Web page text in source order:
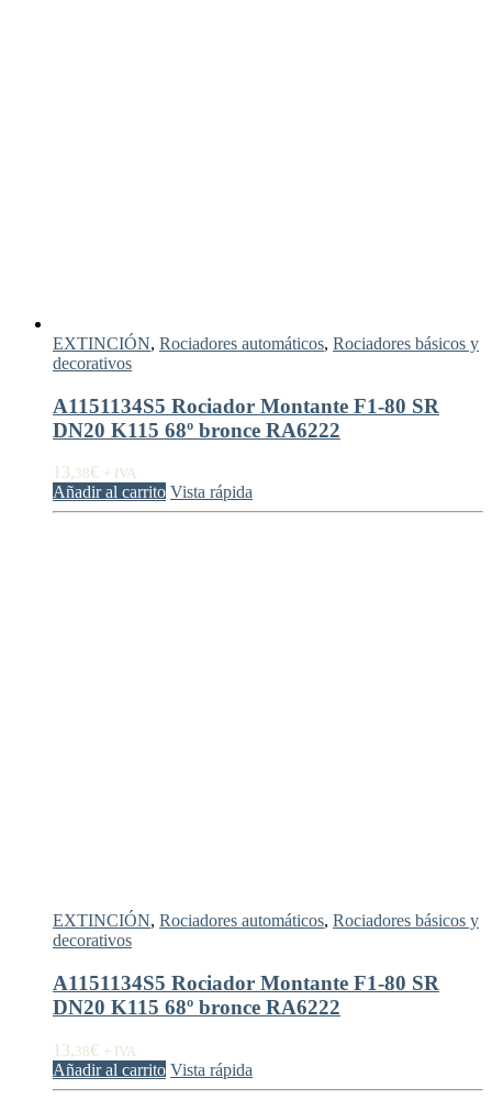
EXTINCIÓN, Rociadores automáticos, Rociadores básicos y
decorativos
A1151134S5 Rociador Montante F1-80 SR
DN20 K115 68º bronce RA6222
13,38€ + IVA
Añadir al carrito Vista rápida
EXTINCIÓN, Rociadores automáticos, Rociadores básicos y
decorativos
A1151134S5 Rociador Montante F1-80 SR
DN20 K115 68º bronce RA6222
13,38€ + IVA
Añadir al carrito Vista rápida